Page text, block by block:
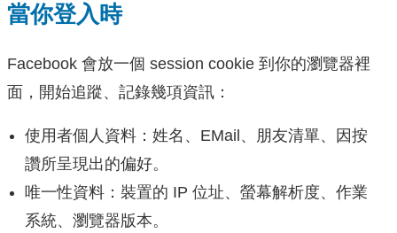
當你登入時
Facebook 會放一個 session cookie 到你的瀏覽器裡
面，開始追蹤、記錄幾項資訊：
使用者個人資料：姓名、EMail、朋友清單、因按
讚所呈現出的偏好。
唯一性資料：裝置的 IP 位址、螢幕解析度、作業
系統、瀏覽器版本。